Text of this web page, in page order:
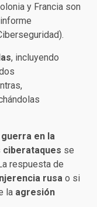
y Francia son
, incluyendo
guerra en la
ciberataques se
respuesta de
rusa o si
la agresión